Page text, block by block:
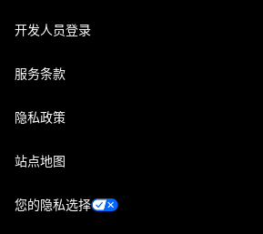
开发人员登录
服务条款
隐私政策
站点地图
您的隐私选择